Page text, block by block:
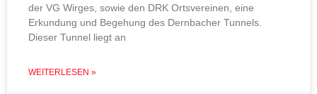
der VG Wirges, sowie den DRK Ortsvereinen, eine
Erkundung und Begehung des Dernbacher Tunnels.
Dieser Tunnel liegt an
WEITERLESEN »